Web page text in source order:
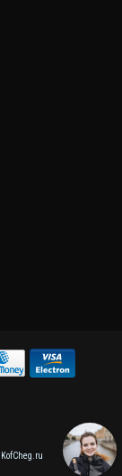
KofCheg.ru